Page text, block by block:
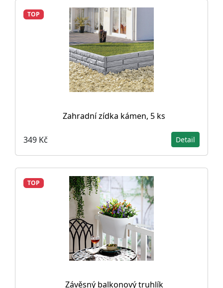
TOP
Zahradní zídka kámen, 5 ks
349 Kč Detail
TOP
Závěsný balkonový truhlík